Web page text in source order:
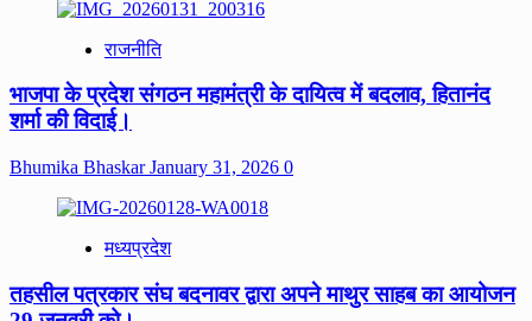
राजनीति
भाजपा के प्रदेश संगठन महामंत्री के दायित्व में बदलाव, हितानंद
शर्मा की विदाई।
Bhumika BhaskarJanuary 31, 2026 0
मध्यप्रदेश
तहसील पत्रकार संघ बदनावर द्वारा अपने माथुर साहब का आयोजन